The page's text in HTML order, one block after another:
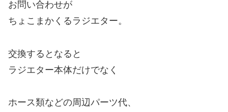
お問い合わせが
ちょこまかくるラジエター。
交換するとなると
ラジエター本体だけでなく
ホース類などの周辺パーツ代、